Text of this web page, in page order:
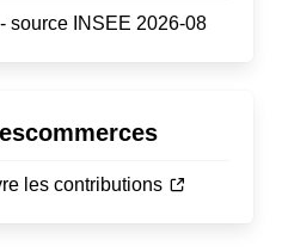
source INSEE 2026-08
les contributions